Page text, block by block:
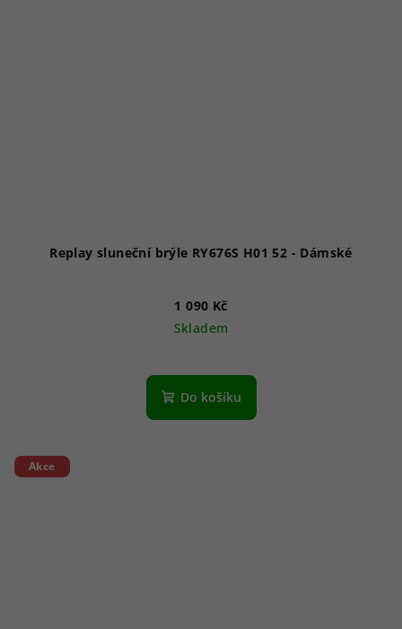
Replay sluneční brýle RY676S H01 52 - Dámské
1 090 Kč
Skladem
Do košíku
Akce